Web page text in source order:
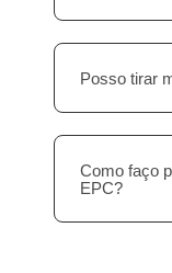
Posso tirar
Como faço
EPC?